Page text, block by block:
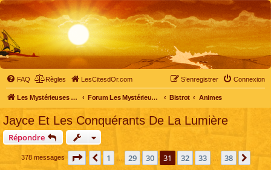
FAQ Règles LesCitesdOr.com Connexion
S’enregistrer
Les Mystérieuses Cités d'Or - LesCitesdOr.com Forum Les Mystérieuses Cités d'Or Bistrot Animes
Jayce Et Les Conquérants De La Lumière
Répondre
378 messages Page 31 sur 38
Précédente
1 29 30 31 32 33 38